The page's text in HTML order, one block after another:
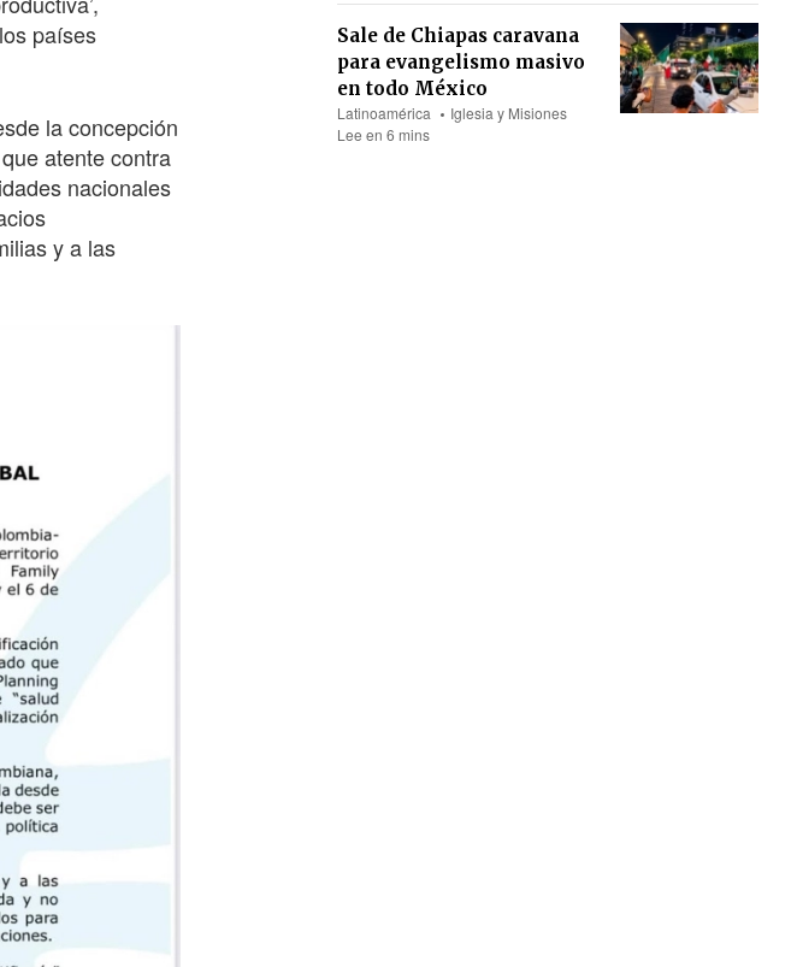
países
la concepción
atente contra
nacionales
y a las
Sale de Chiapas caravana
para evangelismo masivo
en todo México
Latinoamérica
Iglesia y Misiones
Lee en 6 mins